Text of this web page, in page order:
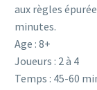
aux règles
minutes.
Age : 8+
Joueurs : 2 à 4
Temps : 45-60